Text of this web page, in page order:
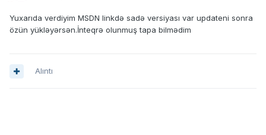
Yuxarıda verdiyim MSDN linkdə sadə versiyası var updateni sonra
özün yükləyərsən.İnteqrə olunmuş tapa bilmədim
Alıntı